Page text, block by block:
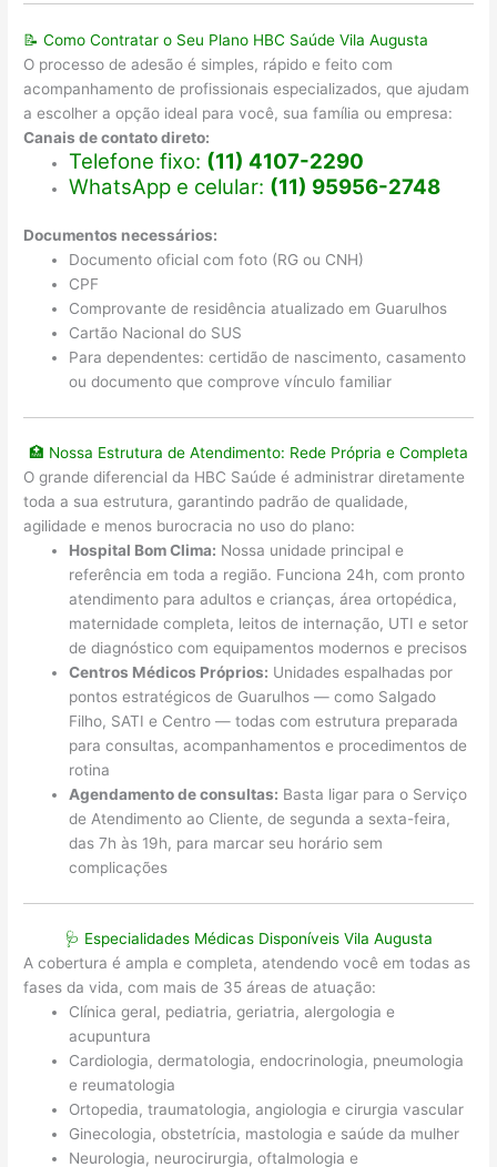
📝 Como Contratar o Seu Plano HBC Saúde Vila Augusta
O processo de adesão é simples, rápido e feito com
acompanhamento de profissionais especializados, que ajudam
a escolher a opção ideal para você, sua família ou empresa:
Canais de contato direto:
Telefone fixo: (11) 4107-2290
WhatsApp e celular: (11) 95956-2748
Documentos necessários:
Documento oficial com foto (RG ou CNH)
CPF
Comprovante de residência atualizado em Guarulhos
Cartão Nacional do SUS
Para dependentes: certidão de nascimento, casamento
ou documento que comprove vínculo familiar
🏥 Nossa Estrutura de Atendimento: Rede Própria e Completa
O grande diferencial da HBC Saúde é administrar diretamente
toda a sua estrutura, garantindo padrão de qualidade,
agilidade e menos burocracia no uso do plano:
Hospital Bom Clima: Nossa unidade principal e
referência em toda a região. Funciona 24h, com pronto
atendimento para adultos e crianças, área ortopédica,
maternidade completa, leitos de internação, UTI e setor
de diagnóstico com equipamentos modernos e precisos
Centros Médicos Próprios: Unidades espalhadas por
pontos estratégicos de Guarulhos — como Salgado
Filho, SATI e Centro — todas com estrutura preparada
para consultas, acompanhamentos e procedimentos de
rotina
Agendamento de consultas: Basta ligar para o Serviço
de Atendimento ao Cliente, de segunda a sexta-feira,
das 7h às 19h, para marcar seu horário sem
complicações
🩺 Especialidades Médicas Disponíveis Vila Augusta
A cobertura é ampla e completa, atendendo você em todas as
fases da vida, com mais de 35 áreas de atuação:
Clínica geral, pediatria, geriatria, alergologia e
acupuntura
Cardiologia, dermatologia, endocrinologia, pneumologia
e reumatologia
Ortopedia, traumatologia, angiologia e cirurgia vascular
Ginecologia, obstetrícia, mastologia e saúde da mulher
Neurologia, neurocirurgia, oftalmologia e